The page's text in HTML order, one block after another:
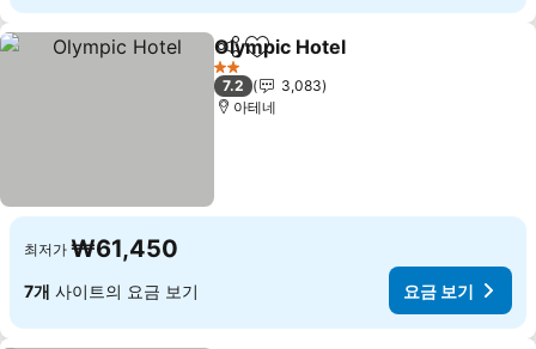
공유 즐겨찾기에 추가
Olympic Hotel
2 성급
7.2
3,083
아테네
최저가 ₩61,450
7개 사이트의 요금 보기 요금 보기